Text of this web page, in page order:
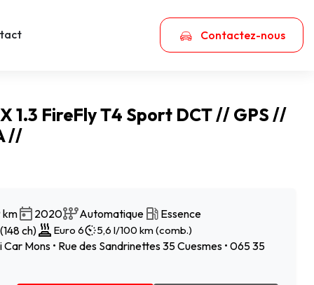
Contactez-nous
1.3 FireFly T4 Sport DCT // GPS //
//
km 2020 Automatique
Essence
ch)
Euro 6 5,6 l/100 km (comb.)
Car Mons • Rue des Sandrinettes 35 Cuesmes • 065 35